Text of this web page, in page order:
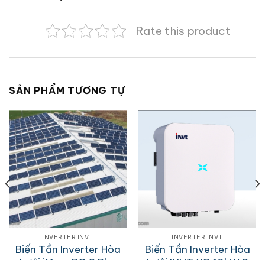
Rate this product
SẢN PHẨM TƯƠNG TỰ
INVERTER INVT
Biến Tần Inverter Hòa
INVERTER INVT
Biến Tần Inverter Hòa